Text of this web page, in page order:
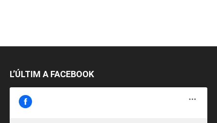
L’ÚLTIM A FACEBOOK